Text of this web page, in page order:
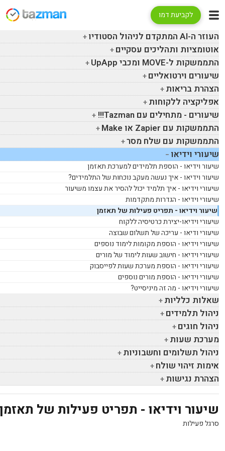
לקביעת דמו
העוזר ה-AI המתקדם לניהול הסטודיו
אוטומציות ותהליכים עסקיים
התממשקות ל-MOVE ומכבי UpApp
שיעורים וירטואליים
הצהרת בריאות
אפליקציה ללקוחות
שיעורים - מתחילים עם Tazman
!!!
התממשקות עם Zapier או Make
התממשקות עם שלח מסר
שיעורי וידיאו
שיעור וידיאו - הוספת תלמידים למערכת תאזמן
שיעור וידיאו - איך נעשה מעקב נוכחות של התלמידים?
שיעורי וידיאו - איך תלמיד יכול להסיר את עצמו משיעור
שיעורי וידיאו - הגדרות מתקדמות
שיעור וידיאו - תפריט פעילות של תאזמן
שיעורי וידיאו-יצירת כרטיסיה ללקוח
שיעורי ודיאו - עריכה של תשלום שבוצה
שיעורי וידיאו - הוספת מקומות לימוד נוספים
שיעורי וידיאו - חישוב שעות לימוד של מורים
שיעורי וידיאו - הוספת מערכת שעות לפייסבוק
שיעורי וידיאו - הוספת מורים נוספים
שיעורי וידיאו - מה זה מיניסייט?
שאלות כלליות
ניהול תלמידים
ניהול חוגים
מערכת שעות
ניהול תשלומים וחשבוניות
אימות זיהוי שולח
הצהרת נגישות
שיעור וידיאו - תפריט פעילות של תאזמן
סרגל פעילות